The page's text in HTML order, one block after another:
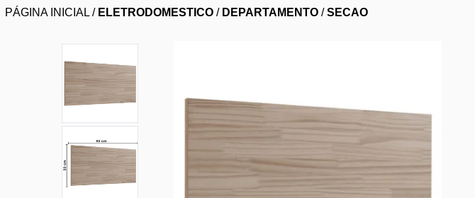
PÁGINA INICIAL / ELETRODOMESTICO / DEPARTAMENTO /SECAO